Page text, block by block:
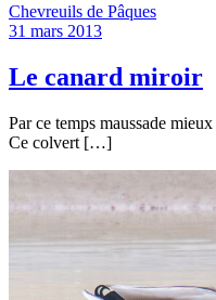
Chevreuils de Pâques
31 mars 2013
Le canard miroir
Par ce temps maussade
Ce colvert […]